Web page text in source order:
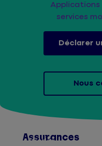
Applications
services
Déclarer
Nous
Assurances
Afficher